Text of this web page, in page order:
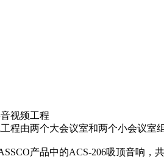
视频工程
程由两个大会议室和两个小会议室
产品中的ACS-206吸顶音响，